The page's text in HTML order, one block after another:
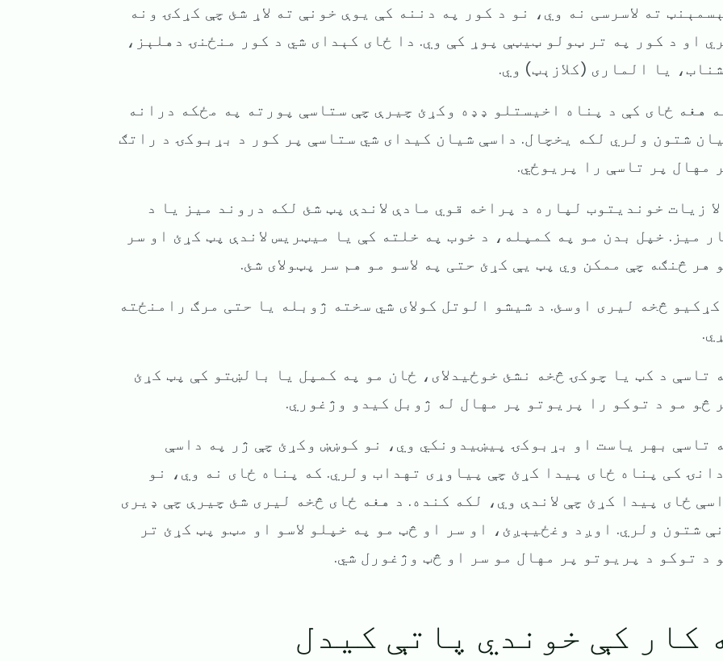
ته لاسرسی نه وي، نو د کور په دننه کې یوې خونې ته لاړ شئ چې کړکۍ ونه
او د کور په تر ټولو ټیټې پوړ کې وي. دا ځای کېدای شي د کور منځنۍ دهلېز،
یا الماری (کلازېټ) وي.
هغه ځای کې د پناه اخیستلو ډډه وکړئ چیرې چې ستاسې پورته په مځکه درانه
شتون ولري لکه یخچال. داسې شیان کیدای شي ستاسې پر کور د بړبوکۍ د راتګ
مهال پر تاسې را پریوځي.
لا زیات خونديتوب لپاره د پراخه قوي مادې لاندې پټ شئ لکه دروند میز یا د
میز. خپل بدن مو په کمپله، د خوب په خلته کې یا میټریس لاندې پټ کړئ او سر
هر څنګه چې ممکن وي پټ یې کړئ حتی په لاسو مو هم سر پټولای شئ.
کړکیو څخه لیری اوسئ. د شیشو الوتل کولای شي سخته ژوبله یا حتی مرګ رامنځته
تاسې د کټ یا چوکۍ څخه نشئ خوځیدلای، ځان مو په کمپل یا بالښتو کې پټ کړئ
څو مو د توکو را پریوتو پر مهال له ژوبل کیدو وژغوري.
تاسې بهر یاست او بړبوکۍ پیښیدونکي وي، نو کوښښ وکړئ چې ژر په داسې
کی پناه ځای پیدا کړئ چې پیاوړی تهداب ولري. که پناه ځای نه وي، نو
ځای پیدا کړئ چې لاندې وي، لکه کنده. د هغه ځای څخه لیری شئ چیرې چې ډیری
شتون ولري. اوږد وغځیېږئ، او سر او څټ مو په خپلو لاسو او مټو پټ کړئ تر
د توکو د پریوتو پر مهال مو سر او څټ وژغورل شي.
کار کې خوندي پاتې کیدل